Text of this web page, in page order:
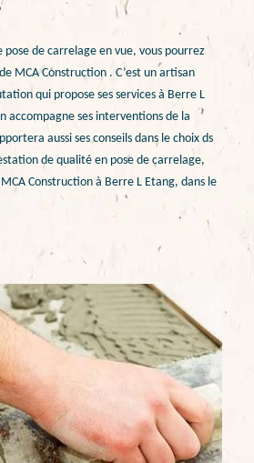
pose de carrelage en vue, vous pourrez
MCA Construction . C’est un artisan
qui propose ses services à Berre L
accompagne ses interventions de la
aussi ses conseils dans le choix ds
de qualité en pose de carrelage,
Construction à Berre L Etang, dans le